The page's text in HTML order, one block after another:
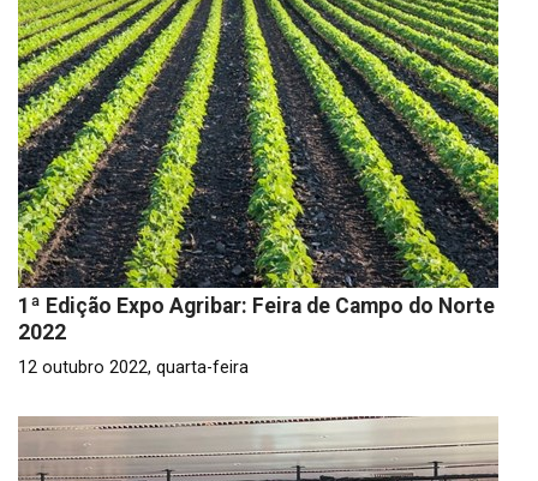
1ª Edição Expo Agribar: Feira de Campo do Norte
2022
12 outubro 2022, quarta-feira